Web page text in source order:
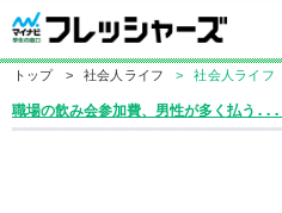
トップ > 社会人ライフ > 社会人ライフ
職場の飲み会参加費、男性が多く払う...